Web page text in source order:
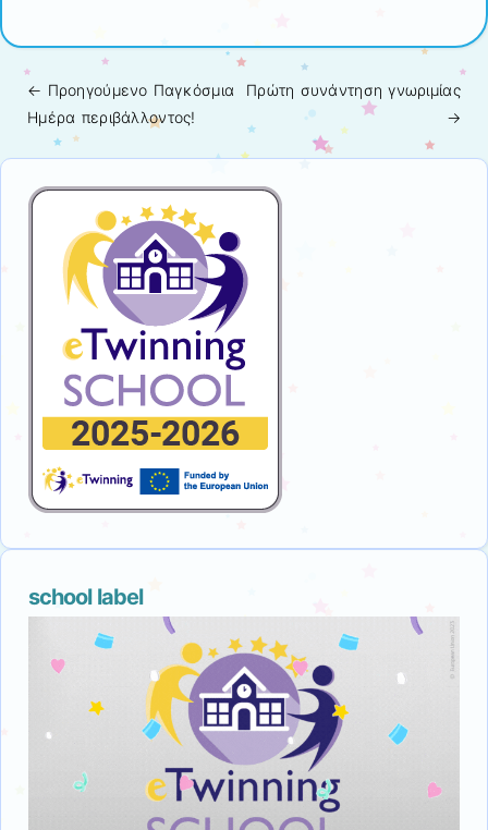
Πλοήγηση άρθρων
← Προηγούμενo Παγκόσμια
Ημέρα περιβάλλοντος!
Πρώτη συνάντηση γνωριμίας
→
school label